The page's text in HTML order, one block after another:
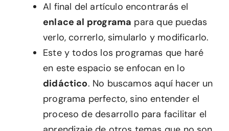
Al final del artículo encontrarás el
enlace al programa para que puedas
verlo, correrlo, simularlo y modificarlo.
Este y todos los programas que haré
en este espacio se enfocan en lo
didáctico. No buscamos aquí hacer un
programa perfecto, sino entender el
proceso de desarrollo para facilitar el